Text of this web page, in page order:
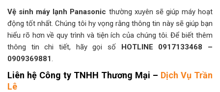
Vệ sinh máy lạnh Panasonic thường xuyên sẽ giúp máy hoạt
động tốt nhất. Chúng tôi hy vọng rằng thông tin này sẽ giúp bạn
hiểu rõ hơn về quy trình và tiện ích của chúng tôi. Để biết thêm
thông tin chi tiết, hãy gọi số HOTLINE 0917133468 –
0909369881
Liên hệ Công ty TNHH Thương Mại – Dịch Vụ Trần
Lê